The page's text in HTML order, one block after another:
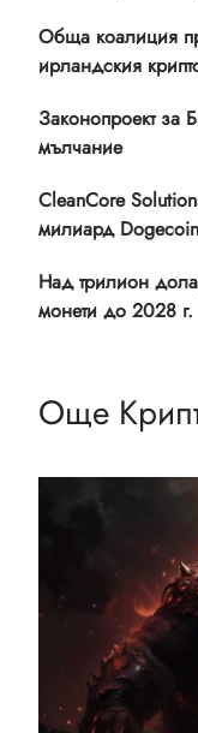
Обща коалиция
ирландския
Законопроект за
мълчание
CleanCore
милиард Dogecoin
Над трилион
монети до 2028 г.
Още